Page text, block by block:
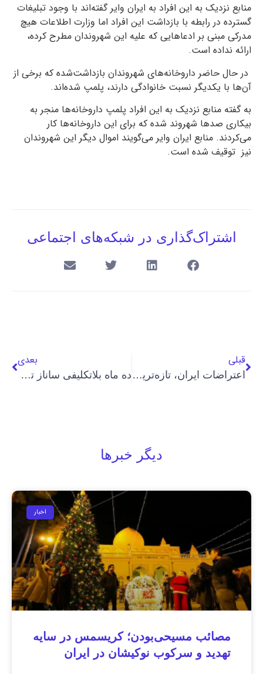
منابع نزدیک به این افراد به ایران وایر گفته‌اند با وجود تبلیغات
گسترده در رابطه با بازداشت این افراد اما وزارت اطلاعات هیچ
مدرکی مبنی بر ادعاهایی که علیه این شهروندان مطرح کرده،
ارائه نداده است.
در حال حاضر داروخانه‌های شهروندان بازداشت‌‌شده که برخی از
آن‌ها با یکدیگر نسبت خانوادگی دارند، پلمپ شده‌اند.
به گفته منابع نزدیک به این افراد پلمپ داروخانه‌ها منجر به
بیکاری صدها شهروند شده که برای این داروخانه‌ها کار
می‌کردند. منابع ایران وایر می‌گویند اموال دیگر این شهروندان
نیز توقیف شده است.
اشتراک‌گذاری در شبکه‌های اجتماعی
قبلی
اعتراضات ایران، تازه‌ترین بهانه جمهوری اسلامی برای سرکوب بهائیان
بعدی
ده ماه بلاتکلیفی ساناز تفضلی در زندان وکیل آباد
دیگر خبرها
اخبار
مصائب مسیحی‌بودن؛ کریسمس در سایه
تهدید و سرکوب نوکیشان در ایران